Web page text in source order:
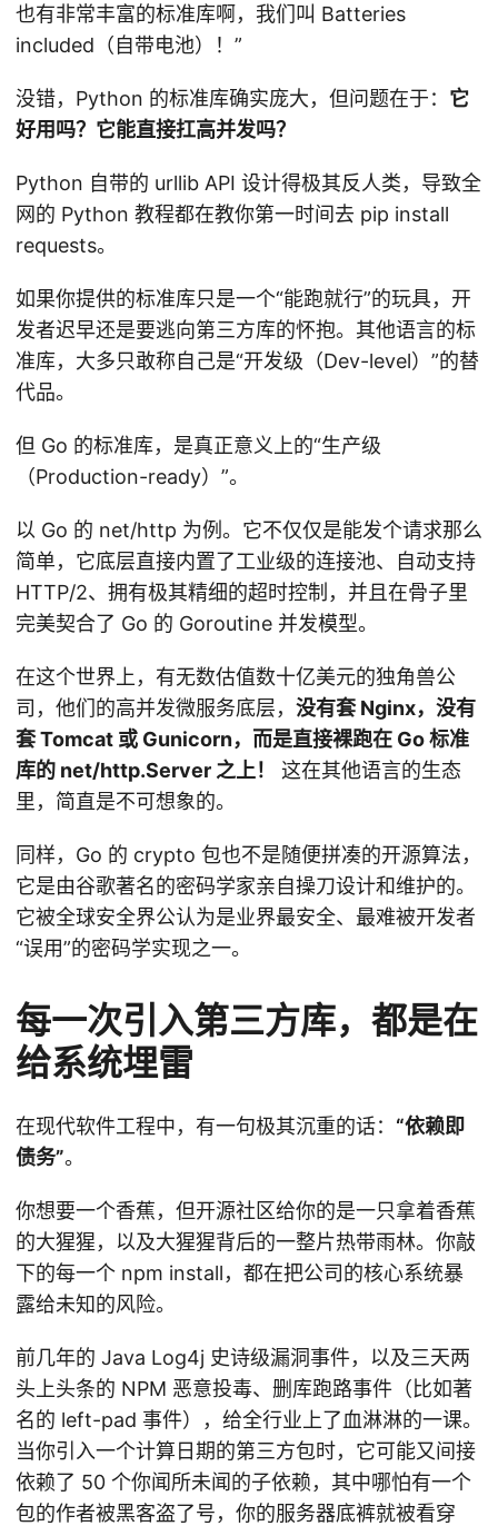
也有非常丰富的标准库啊，我们叫 Batteries
included（自带电池）！”
没错，Python 的标准库确实庞大，但问题在于： 它
好用吗？它能直接扛高并发吗？
Python 自带的 urllib API 设计得极其反人类，导致全
网的 Python 教程都在教你第一时间去 pip install
requests。
如果你提供的标准库只是一个“能跑就行”的玩具，开
发者迟早还是要逃向第三方库的怀抱。其他语言的标
准库，大多只敢称自己是“开发级（Dev-level）”的替
代品。
但 Go 的标准库，是真正意义上的“生产级
（Production-ready）”。
以 Go 的 net/http 为例。它不仅仅是能发个请求那么
简单，它底层直接内置了工业级的连接池、自动支持
HTTP/2、拥有极其精细的超时控制，并且在骨子里
完美契合了 Go 的 Goroutine 并发模型。
在这个世界上，有无数估值数十亿美元的独角兽公
司，他们的高并发微服务底层， 没有套 Nginx，没有
套 Tomcat 或 Gunicorn，而是直接裸跑在 Go 标准
库的 net/http.Server 之上！
这在其他语言的生态
里，简直是不可想象的。
同样，Go 的 crypto 包也不是随便拼凑的开源算法，
它是由谷歌著名的密码学家亲自操刀设计和维护的。
它被全球安全界公认为是业界最安全、最难被开发者
“误用”的密码学实现之一。
每一次引入第三方库，都是在
给系统埋雷
在现代软件工程中，有一句极其沉重的话： “依赖即
债务”。
你想要一个香蕉，但开源社区给你的是一只拿着香蕉
的大猩猩，以及大猩猩背后的一整片热带雨林。你敲
下的每一个 npm install，都在把公司的核心系统暴
露给未知的风险。
前几年的 Java Log4j 史诗级漏洞事件，以及三天两
头上头条的 NPM 恶意投毒、删库跑路事件（比如著
名的 left-pad 事件），给全行业上了血淋淋的一课。
当你引入一个计算日期的第三方包时，它可能又间接
依赖了 50 个你闻所未闻的子依赖，其中哪怕有一个
包的作者被黑客盗了号，你的服务器底裤就被看穿